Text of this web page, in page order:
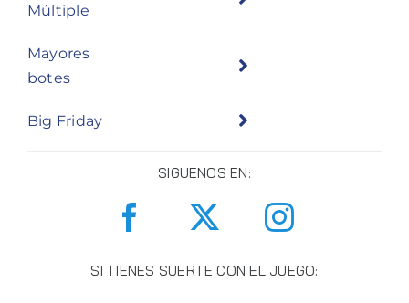
Múltiple
Mayores
botes
Big Friday
SIGUENOS EN:
SI TIENES SUERTE CON EL JUEGO: